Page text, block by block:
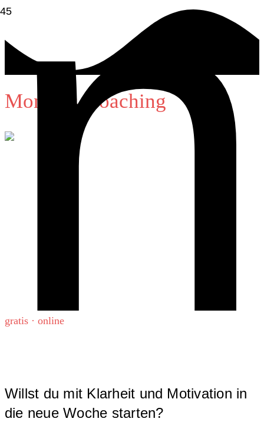
Montags-Coaching
gratis · online
Willst du mit Klarheit und Motivation in
die neue Woche starten?